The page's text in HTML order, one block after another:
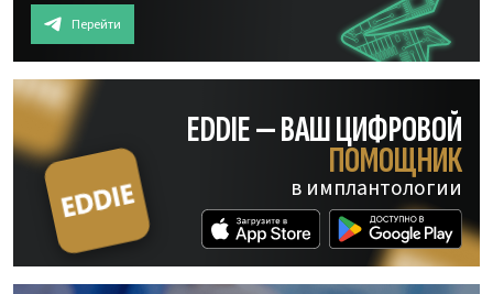
Перейти
EDDIE — ВАШ ЦИФРОВОЙ
ПОМОЩНИК
в имплантологии